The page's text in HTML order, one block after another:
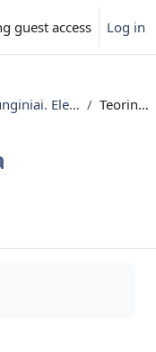
guest access Log in
5. Neorganiniai junginiai. Elektrolitai ir neelektrolitai. pH vertė Teorinė medžiaga